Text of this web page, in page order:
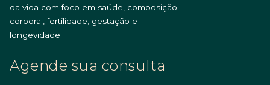
da vida com foco em saúde, composição
corporal, fertilidade, gestação e
longevidade.
Agende sua consulta